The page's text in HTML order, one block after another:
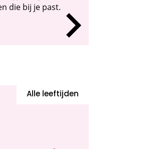
die bij je past.
Alle leeftijden